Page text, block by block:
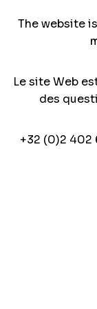
The website
Le site Web
des
+32 (0)2 402